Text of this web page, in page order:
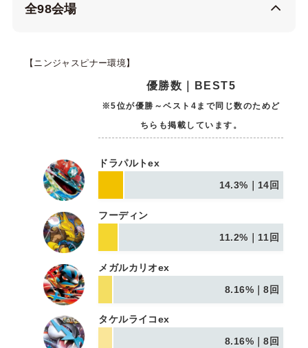
全98会場
【ニンジャスピナー環境】
優勝数｜BEST5
※5位が優勝～ベスト4まで同じ数のためど
ちらも掲載しています。
ドラパルトex
14.3%｜14回
フーディン
11.2%｜11回
メガルカリオex
8.16%｜8回
タケルライコex
8.16%｜8回